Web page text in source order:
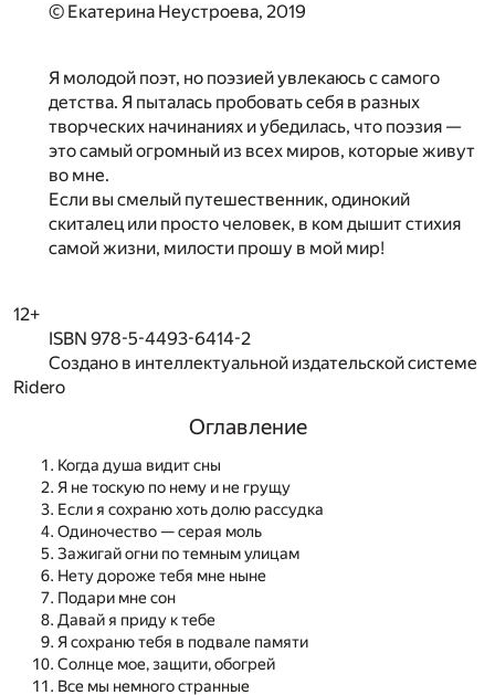
© Екатерина Неустроева, 2019
Я молодой поэт, но поэзией увлекаюсь с самого
детства. Я пыталась пробовать себя в разных
творческих начинаниях и убедилась, что поэзия —
это самый огромный из всех миров, которые живут
во мне.
Если вы смелый путешественник, одинокий
скиталец или просто человек, в ком дышит стихия
самой жизни, милости прошу в мой мир!
12+
ISBN 978-5-4493-6414-2
Создано в интеллектуальной издательской системе
Ridero
Оглавление
Когда душа видит сны
Я не тоскую по нему и не грущу
Если я сохраню хоть долю рассудка
Одиночество — серая моль
Зажигай огни по темным улицам
Нету дороже тебя мне ныне
Подари мне сон
Давай я приду к тебе
Я сохраню тебя в подвале памяти
Солнце мое, защити, обогрей
Все мы немного странные